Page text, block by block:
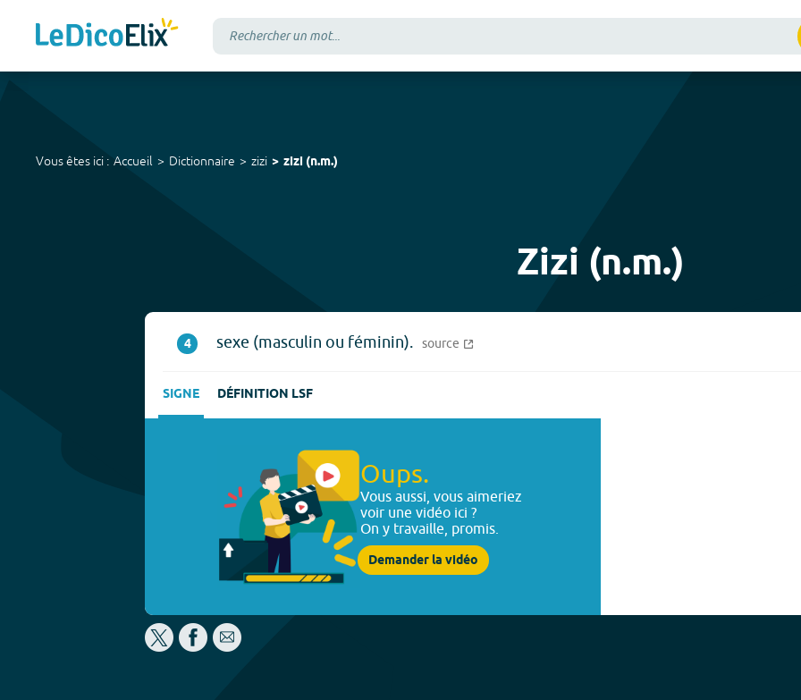
Vous êtes ici : Accueil Dictionnaire zizi zizi (n.m.)
Zizi (n.m.)
4 sexe (masculin ou féminin). source
SIGNE DÉFINITION LSF
Oups.
Vous aussi, vous aimeriez
voir une vidéo ici ?
On y travaille, promis.
Demander la vidéo